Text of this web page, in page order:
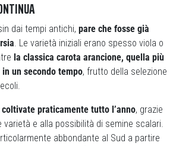
dai tempi antichi, pare che fosse già
. Le varietà iniziali erano spesso viola o
la classica carota arancione, quella più
un secondo tempo, frutto della selezione
coltivate praticamente tutto l’anno, grazie
varietà e alla possibilità di semine scalari.
abbondante al Sud a partire